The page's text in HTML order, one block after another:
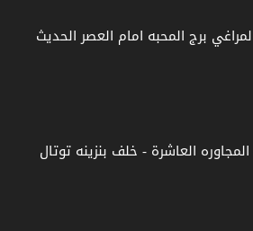
برج المحبه امام العصر الحديث
العاشرة - خلف بنزينه توتال